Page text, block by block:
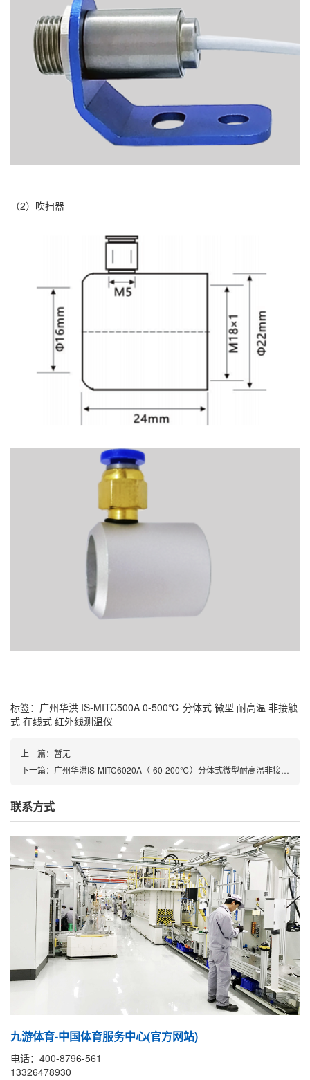
（2）吹扫器
标签： 广州华洪 IS-MITC500A 0-500℃ 分体式 微型 耐高温 非接触
式 在线式 红外线测温仪
上一篇：暂无
下一篇：广州华洪IS-MITC6020A（-60-200℃）分体式微型耐高温非接触式在线式红外线测温仪
联系方式
九游体育-中国体育服务中心(官方网站)
电话：400-8796-561
13326478930